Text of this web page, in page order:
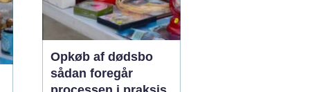
Opkøb af dødsbo
sådan foregår